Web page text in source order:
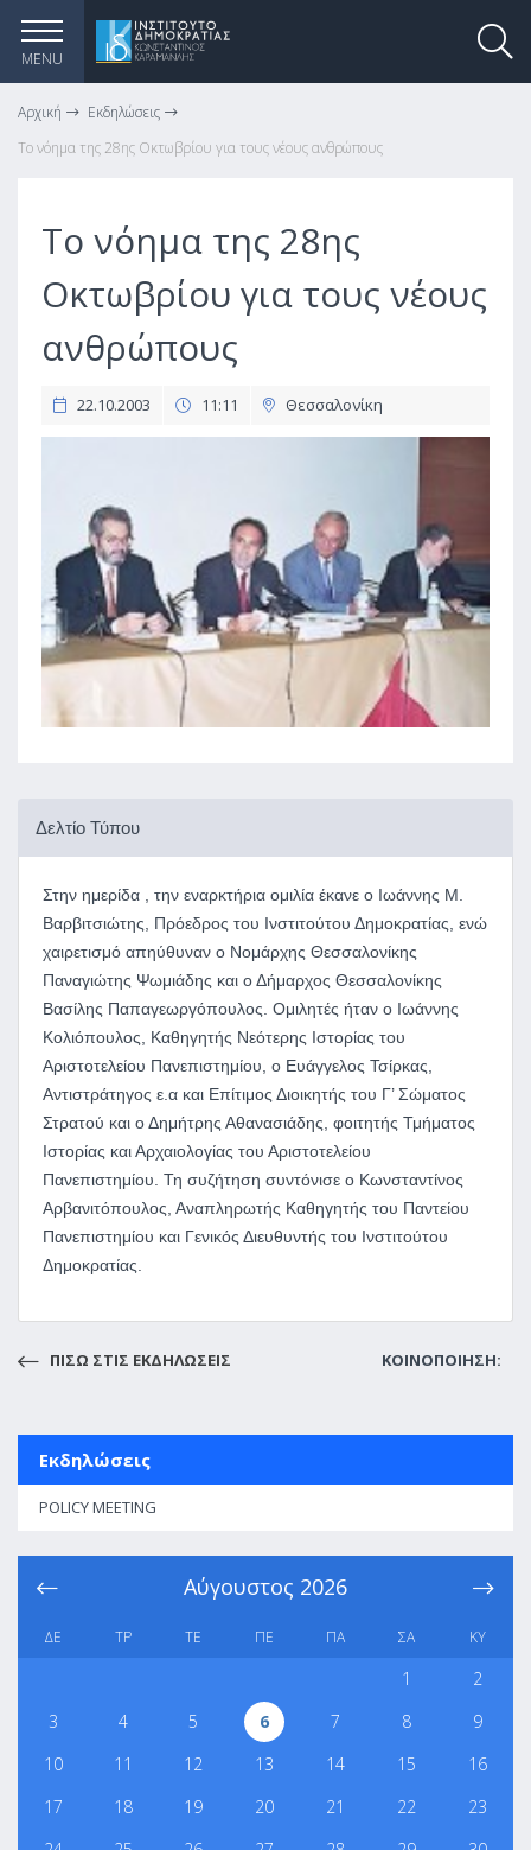
MENU
Αρχική
Εκδηλώσεις
Το νόημα της 28ης Οκτωβρίου για τους νέους ανθρώπους
Το νόημα της 28ης
Οκτωβρίου για τους νέους
ανθρώπους
22.10.2003 11:11 Θεσσαλονίκη
Δελτίο Τύπου
Στην ημερίδα , την εναρκτήρια ομιλία έκανε ο Ιωάννης Μ.
Βαρβιτσιώτης, Πρόεδρος του Ινστιτούτου Δημοκρατίας, ενώ
χαιρετισμό απηύθυναν ο Νομάρχης Θεσσαλονίκης
Παναγιώτης Ψωμιάδης και ο Δήμαρχος Θεσσαλονίκης
Βασίλης Παπαγεωργόπουλος. Ομιλητές ήταν ο Ιωάννης
Κολιόπουλος, Καθηγητής Νεότερης Ιστορίας του
Αριστοτελείου Πανεπιστημίου, ο Ευάγγελος Τσίρκας,
Αντιστράτηγος ε.α και Επίτιμος Διοικητής του Γ’ Σώματος
Στρατού και ο Δημήτρης Αθανασιάδης, φοιτητής Τμήματος
Ιστορίας και Αρχαιολογίας του Αριστοτελείου
Πανεπιστημίου. Τη συζήτηση συντόνισε ο Κωνσταντίνος
Αρβανιτόπουλος, Αναπληρωτής Καθηγητής του Παντείου
Πανεπιστημίου και Γενικός Διευθυντής του Ινστιτούτου
Δημοκρατίας.
ΠΙΣΩ ΣΤΙΣ ΕΚΔΗΛΩΣΕΙΣ ΚΟΙΝΟΠΟΙΗΣΗ:
Εκδηλώσεις
POLICY MEETING
Αύγουστος 2026
ΔΕ ΤΡ ΤΕ ΠΕ ΠΑ ΣΑ ΚΥ
1
2
3
4 5 6 7 8
9
10
11 12 13 14 15
16
17
18 19 20 21 22
23